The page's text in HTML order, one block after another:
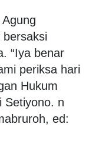
“Iya benar
periksa hari
Hukum
Setiyono. n
ed: